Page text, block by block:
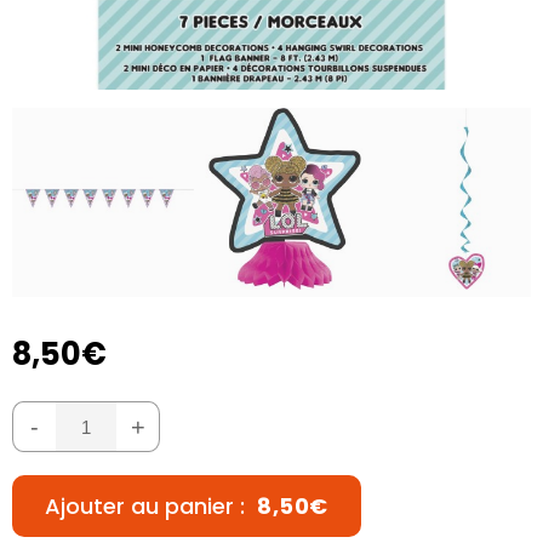
8,50€
- +
Ajouter au panier : 8,50€